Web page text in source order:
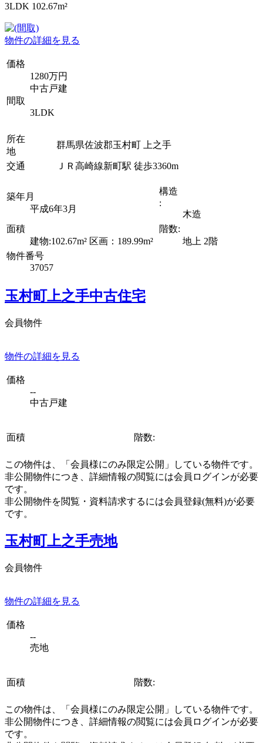
3LDK 102.67m²
物件の詳細を見る
価格
1280万円
中古戸建
間取
3LDK
所在
地
群馬県佐波郡玉村町 上之手
交通 ＪＲ高崎線新町駅 徒歩3360m
築年月
平成6年3月
構造
:
木造
面積
建物:102.67m² 区画：189.99m²
階数:
地上 2階
物件番号
37057
玉村町上之手中古住宅
会員物件
物件の詳細を見る
価格
--
中古戸建
面積 階数:
この物件は、「会員様にのみ限定公開」している物件です。
非公開物件につき、詳細情報の閲覧には会員ログインが必要
です。
非公開物件を閲覧・資料請求するには会員登録(無料)が必要
です。
玉村町上之手売地
会員物件
物件の詳細を見る
価格
--
売地
面積 階数:
この物件は、「会員様にのみ限定公開」している物件です。
非公開物件につき、詳細情報の閲覧には会員ログインが必要
です。